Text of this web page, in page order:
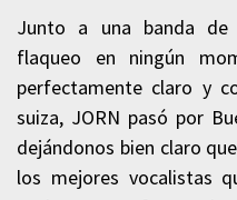
Junto a una banda de
flaqueo en ningún
perfectamente claro y
suiza, JORN pasó por
dejándonos bien claro
los mejores vocalistas